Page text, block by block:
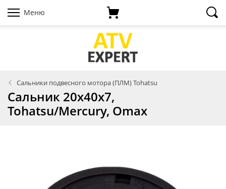
Меню
Сальники подвесного мотора (ПЛМ) Tohatsu
Сальник 20х40х7,
Tohatsu/Mercury, Omax